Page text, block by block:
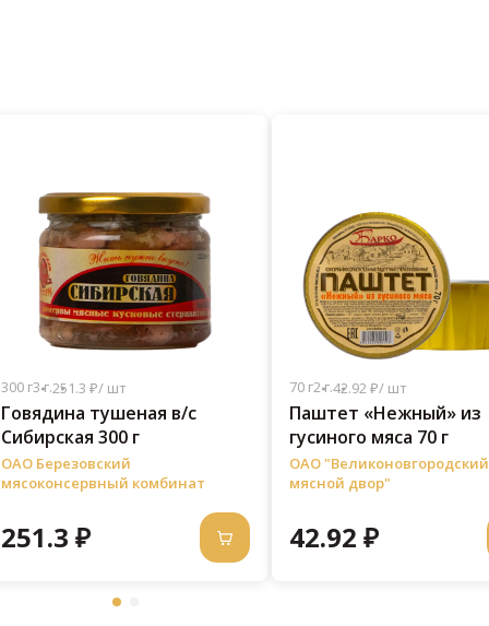
300 г3 г.251.3 ₽/ шт
Говядина тушеная в/с
Сибирская 300 г
ОАО Березовский
мясоконсервный комбинат
251.3 ₽
70 г2 г.42.92 ₽/ шт
Паштет «Нежный» из
гусиного мяса 70 г
ОАО "Великоновгородский
мясной двор"
42.92 ₽